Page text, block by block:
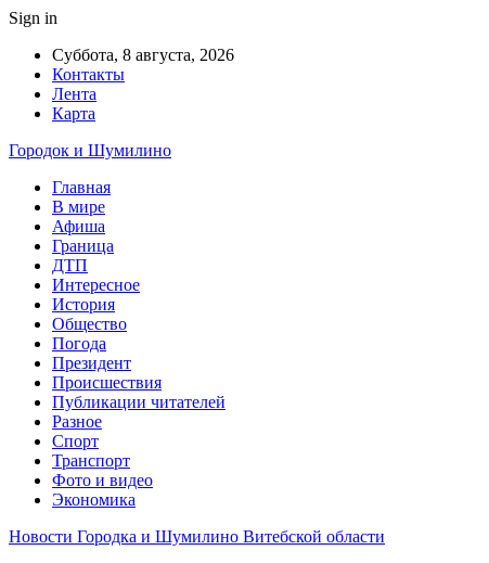
Sign in
Суббота, 8 августа, 2026
Контакты
Лента
Карта
Городок и Шумилино
Главная
В мире
Афиша
Граница
ДТП
Интересное
История
Общество
Погода
Президент
Происшествия
Публикации читателей
Разное
Спорт
Транспорт
Фото и видео
Экономика
Новости Городка и Шумилино Витебской области